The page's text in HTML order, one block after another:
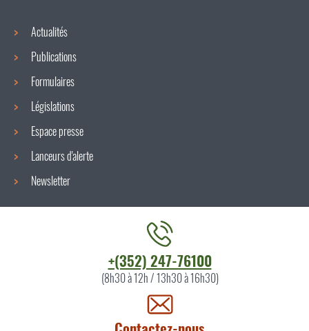
Actualités
Publications
Formulaires
Législations
Espace presse
Lanceurs d'alerte
Newsletter
+(352) 247-76100
(8h30 à 12h / 13h30 à 16h30)